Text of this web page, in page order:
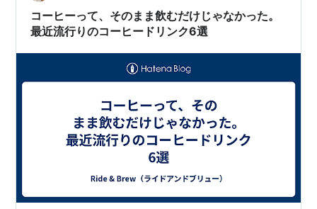
から積載まで全部まとめます。 なぜスタ…
コーヒーって、そのまま飲むだけじゃなかった。
最近流行りのコーヒードリンク6選